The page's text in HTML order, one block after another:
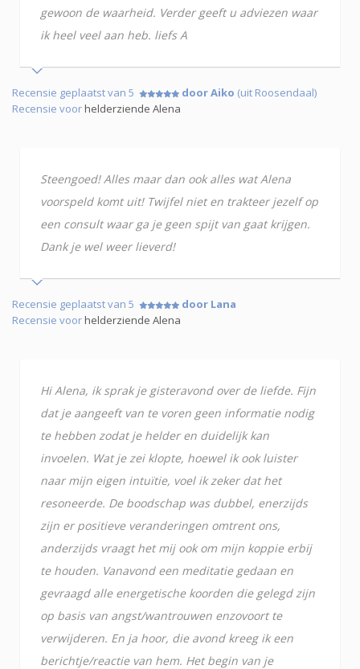
gewoon de waarheid. Verder geeft u adviezen waar
ik heel veel aan heb. liefs A
Recensie geplaatst van 5 door Aiko (uit Roosendaal)
Recensie voorhelderziende Alena
Steengoed! Alles maar dan ook alles wat Alena
voorspeld komt uit! Twijfel niet en trakteer jezelf op
een consult waar ga je geen spijt van gaat krijgen.
Dank je wel weer lieverd!
Recensie geplaatst van 5
door Lana
Recensie voorhelderziende Alena
Hi Alena, ik sprak je gisteravond over de liefde. Fijn
dat je aangeeft van te voren geen informatie nodig
te hebben zodat je helder en duidelijk kan
invoelen. Wat je zei klopte, hoewel ik ook luister
naar mijn eigen intuïtie, voel ik zeker dat het
resoneerde. De boodschap was dubbel, enerzijds
zijn er positieve veranderingen omtrent ons,
anderzijds vraagt het mij ook om mijn koppie erbij
te houden. Vanavond een meditatie gedaan en
gevraagd alle energetische koorden die gelegd zijn
op basis van angst/wantrouwen enzovoort te
verwijderen. En ja hoor, die avond kreeg ik een
berichtje/reactie van hem. Het begin van je